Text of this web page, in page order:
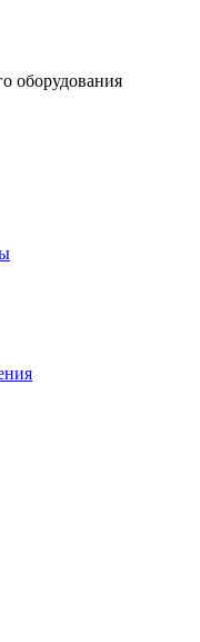
оборудования